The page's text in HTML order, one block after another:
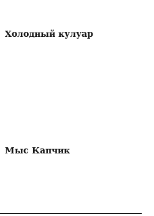
Холодный кулуар
Мыс Капчик